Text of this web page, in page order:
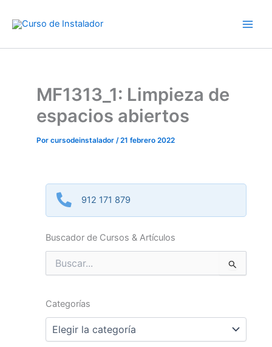
MF1313_1: Limpieza de
espacios abiertos
Por cursodeinstalador /21 febrero 2022
912 171 879
Buscador de Cursos & Artículos
Buscar
por:
Categorías
Categorías